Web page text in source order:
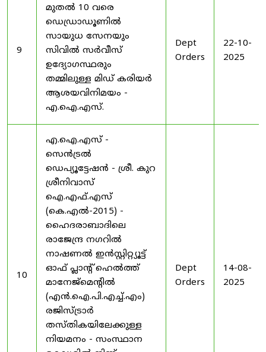
9
മുതൽ 10 വരെ
ഡെഡ്രാഡൂണിൽ
സായുധ സേനയും
സിവിൽ സർവീസ്
ഉദ്യോഗസ്ഥരും
തമ്മിലുള്ള മിഡ് കരിയർ
ആശയവിനിമയം -
എ.ഐ.എസ്.
Dept
Orders
22-10-
2025
10
എ.ഐ.എസ് -
സെൻട്രൽ
ഡെപ്യൂട്ടേഷൻ - ശ്രീ. കുറ
ശ്രീനിവാസ്
ഐ.എഫ്.എസ്
(കെ.എൽ-2015) -
ഹൈദരാബാദിലെ
രാജേന്ദ്ര നഗറിൽ
നാഷണൽ ഇൻസ്റ്റിറ്റ്യൂട്ട്
ഓഫ് പ്ലാന്റ് ഹെൽത്ത്
മാനേജ്‌മെന്റിൽ
(എൻ.ഐ.പി.എച്ച്.എം)
രജിസ്ട്രാർ
തസ്തികയിലേക്കുള്ള
നിയമനം - സംസ്ഥാന
Dept
Orders
14-08-
2025